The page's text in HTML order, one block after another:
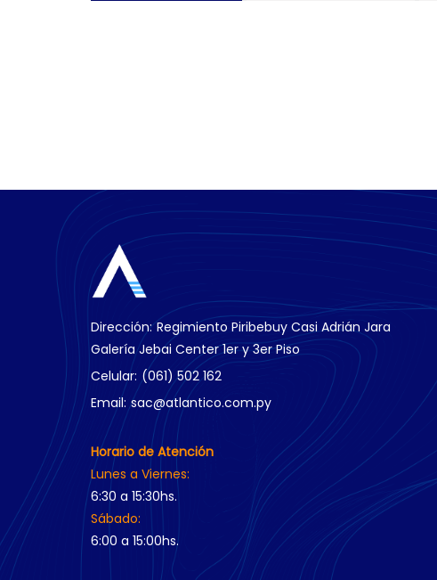
Dirección: Regimiento Piribebuy Casi Adrián Jara
Galería Jebai Center 1er y 3er Piso
Celular: (061) 502 162
Email: sac@atlantico.com.py
Horario de Atención
Lunes a Viernes:
6:30 a 15:30hs.
Sábado:
6:00 a 15:00hs.